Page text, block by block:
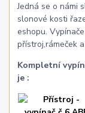
Jedná se o námi
slonové kosti
eshopu.
přístroj,rámeček
Kompletní
je :